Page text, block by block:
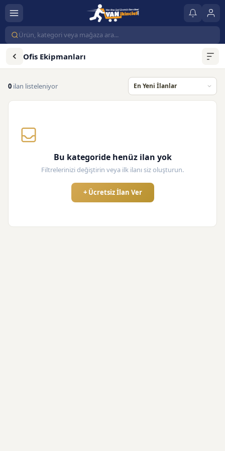
Ofis Ekipmanları
0 ilan listeleniyor
Bu kategoride henüz ilan yok
Filtrelerinizi değiştirin veya ilk ilanı siz oluşturun.
+ Ücretsiz İlan Ver